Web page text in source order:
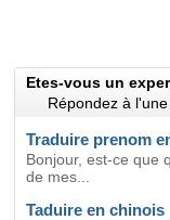
Etes-vous un
Répondez à
Traduire prenom
Bonjour, est-ce que
de mes...
Taduire en chinois